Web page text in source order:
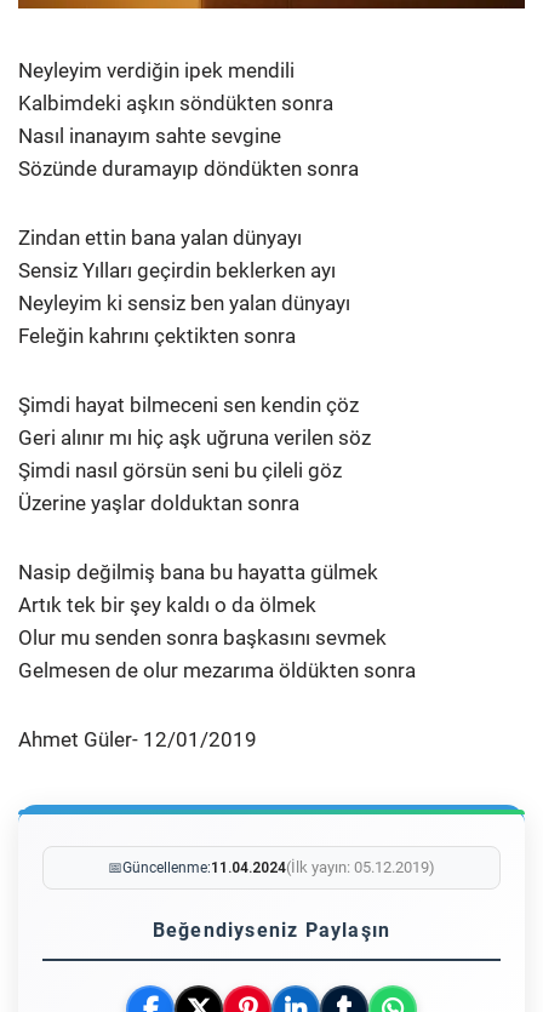
Neyleyim verdiğin ipek mendili
Kalbimdeki aşkın söndükten sonra
Nasıl inanayım sahte sevgine
Sözünde duramayıp döndükten sonra
Zindan ettin bana yalan dünyayı
Sensiz Yılları geçirdin beklerken ayı
Neyleyim ki sensiz ben yalan dünyayı
Feleğin kahrını çektikten sonra
Şimdi hayat bilmeceni sen kendin çöz
Geri alınır mı hiç aşk uğruna verilen söz
Şimdi nasıl görsün seni bu çileli göz
Üzerine yaşlar dolduktan sonra
Nasip değilmiş bana bu hayatta gülmek
Artık tek bir şey kaldı o da ölmek
Olur mu senden sonra başkasını sevmek
Gelmesen de olur mezarıma öldükten sonra
Ahmet Güler- 12/01/2019
📅Güncellenme:11.04.2024(İlk yayın: 05.12.2019)
Beğendiyseniz Paylaşın